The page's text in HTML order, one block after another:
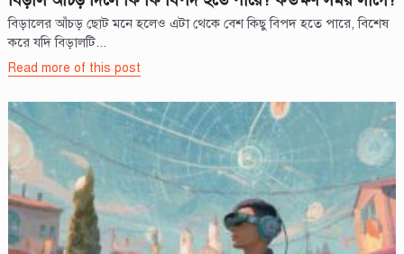
বিড়ালের আঁচড় ছোট মনে হলেও এটা থেকে বেশ কিছু বিপদ হতে পারে, বিশেষ
করে যদি বিড়ালটি...
Read more of this post